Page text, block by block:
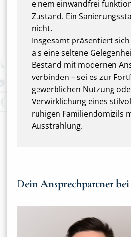
einem einwandfrei
Zustand. Ein
nicht.
Insgesamt präsentiert
als eine seltene
Bestand mit modernen
verbinden – sei es zur
gewerblichen Nutzung
Verwirklichung eines
ruhigen Familiendomizils
Ausstrahlung.
Dein Ansprechpartner bei